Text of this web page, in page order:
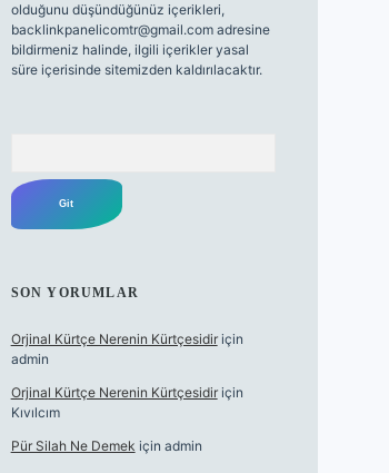
olduğunu düşündüğünüz içerikleri,
backlinkpanelicomtr@gmail.comadresine
bildirmeniz halinde, ilgili içerikler yasal
süre içerisinde sitemizden kaldırılacaktır.
SON YORUMLAR
Orjinal Kürtçe Nerenin Kürtçesidiriçin
admin
Orjinal Kürtçe Nerenin Kürtçesidiriçin
Kıvılcım
Pür Silah Ne Demek için admin